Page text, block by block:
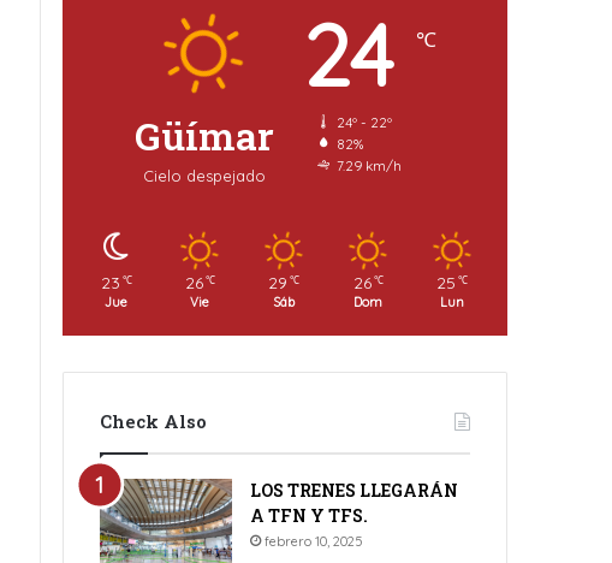
Güímar
Cielo despejado
24 ℃
24º - 22º
82%
7.29 km/h
23 ℃
Jue
26 ℃
Vie
29 ℃
Sáb
26 ℃
Dom
25 ℃
Lun
Check Also
LOS TRENES LLEGARÁN
A TFN Y TFS.
febrero 10, 2025